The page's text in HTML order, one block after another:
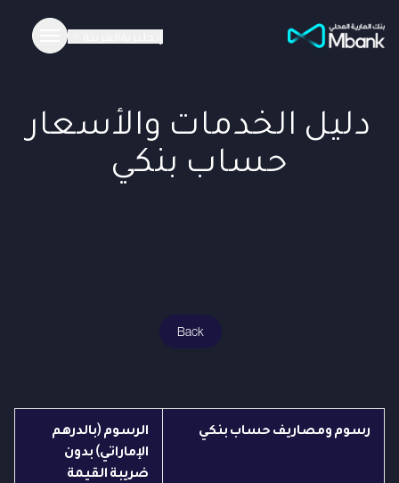
دليل الخدمات والأسعار
حساب بنكي
Back
رسوم ومصاريف حساب بنكي
الرسوم (بالدرهم
الإماراتي) بدون
ضريبة القيمة